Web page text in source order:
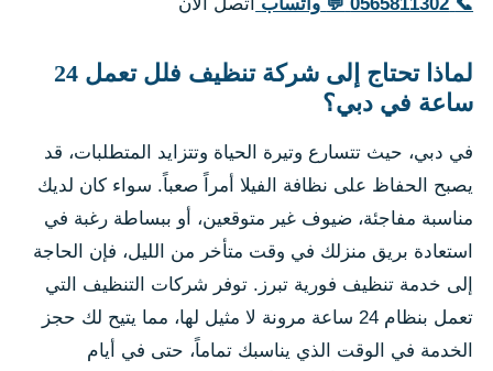
لماذا تحتاج إلى شركة تنظيف فلل تعمل 24
ساعة في دبي؟
في دبي، حيث تتسارع وتيرة الحياة وتتزايد المتطلبات، قد
يصبح الحفاظ على نظافة الفيلا أمراً صعباً. سواء كان لديك
مناسبة مفاجئة، ضيوف غير متوقعين، أو ببساطة رغبة في
استعادة بريق منزلك في وقت متأخر من الليل، فإن الحاجة
إلى خدمة تنظيف فورية تبرز. توفر شركات التنظيف التي
تعمل بنظام 24 ساعة مرونة لا مثيل لها، مما يتيح لك حجز
الخدمة في الوقت الذي يناسبك تماماً، حتى في أيام